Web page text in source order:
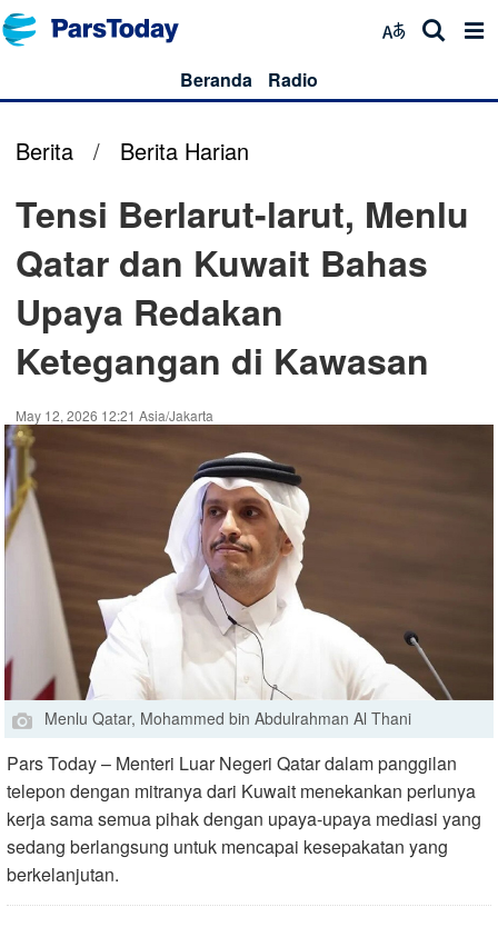
Beranda Radio
Berita / Berita Harian
Tensi Berlarut-larut, Menlu
Qatar dan Kuwait Bahas
Upaya Redakan
Ketegangan di Kawasan
May 12, 2026 12:21 Asia/Jakarta
Menlu Qatar, Mohammed bin Abdulrahman Al Thani
Pars Today – Menteri Luar Negeri Qatar dalam panggilan
telepon dengan mitranya dari Kuwait menekankan perlunya
kerja sama semua pihak dengan upaya-upaya mediasi yang
sedang berlangsung untuk mencapai kesepakatan yang
berkelanjutan.